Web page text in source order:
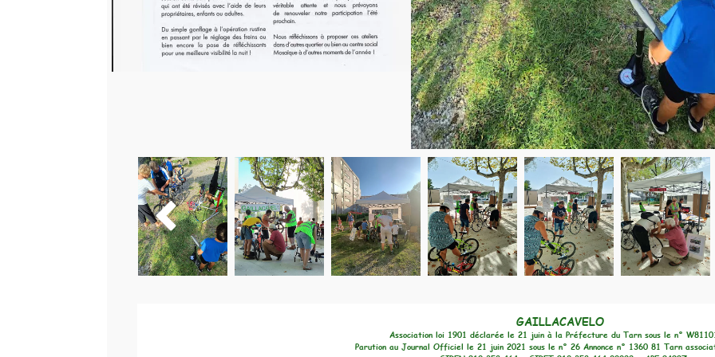
GAILLACAVELO
Association loi 1901 déclarée le 21 juin à la Préfecture du Tarn sous le n° W811010071
Parution au Journal Officiel le 21 juin 2021 sous le n° 26 Annonce n° 1360 81 Tarn associations